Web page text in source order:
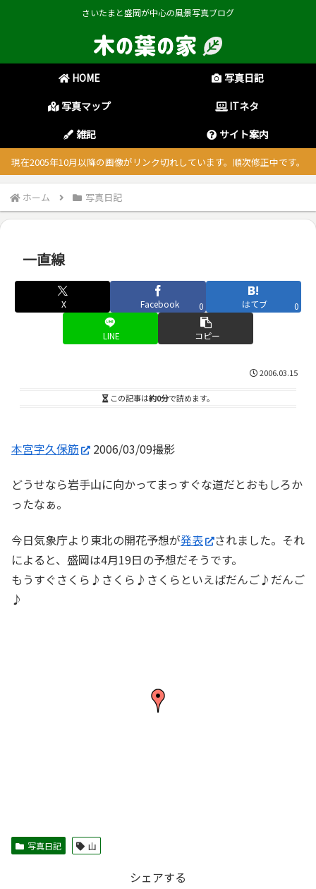
さいたまと盛岡が中心の風景写真ブログ
HOME
写真日記
写真マップ
ITネタ
雑記
サイト案内
現在2005年10月以降の画像がリンク切れしています。順次修正中です。
ホーム 写真日記
一直線
X Facebook 0 はてブ 0
LINE コピー
2006.03.15
この記事は約0分で読めます。
本宮字久保筋 2006/03/09撮影
どうせなら岩手山に向かってまっすぐな道だとおもしろか
ったなぁ。
今日気象庁より東北の開花予想が発表
されました。それ
によると、盛岡は4月19日の予想だそうです。
もうすぐさくら♪さくら♪さくらといえばだんご♪だんご
♪
写真日記 山
シェアする